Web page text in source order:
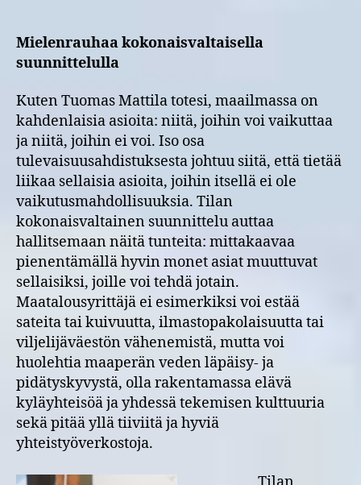
Mielenrauhaa kokonaisvaltaisella
suunnittelulla
Kuten Tuomas Mattila totesi, maailmassa on
kahdenlaisia asioita: niitä, joihin voi vaikuttaa
ja niitä, joihin ei voi. Iso osa
tulevaisuusahdistuksesta johtuu siitä, että tietää
liikaa sellaisia asioita, joihin itsellä ei ole
vaikutusmahdollisuuksia. Tilan
kokonaisvaltainen suunnittelu auttaa
hallitsemaan näitä tunteita: mittakaavaa
pienentämällä hyvin monet asiat muuttuvat
sellaisiksi, joille voi tehdä jotain.
Maatalousyrittäjä ei esimerkiksi voi estää
sateita tai kuivuutta, ilmastopakolaisuutta tai
viljelijäväestön vähenemistä, mutta voi
huolehtia maaperän veden läpäisy- ja
pidätyskyvystä, olla rakentamassa elävä
kyläyhteisöä ja yhdessä tekemisen kulttuuria
sekä pitää yllä tiiviitä ja hyviä
yhteistyöverkostoja.